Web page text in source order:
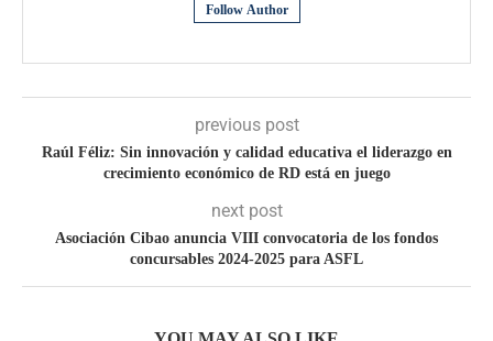
Follow Author
previous post
Raúl Féliz: Sin innovación y calidad educativa el liderazgo en
crecimiento económico de RD está en juego
next post
Asociación Cibao anuncia VIII convocatoria de los fondos
concursables 2024-2025 para ASFL